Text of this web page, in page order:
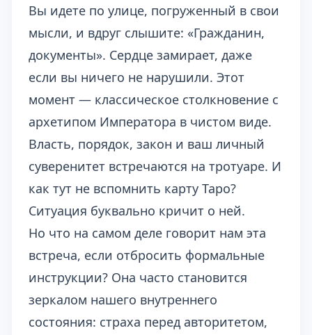
Вы идете по улице, погруженный в свои
мысли, и вдруг слышите: «Гражданин,
документы». Сердце замирает, даже
если вы ничего не нарушили. Этот
момент — классическое столкновение с
архетипом Императора в чистом виде.
Власть, порядок, закон и ваш личный
суверенитет встречаются на тротуаре. И
как тут не вспомнить карту Таро?
Ситуация буквально кричит о ней.
Но что на самом деле говорит нам эта
встреча, если отбросить формальные
инструкции? Она часто становится
зеркалом нашего внутреннего
состояния: страха перед авторитетом,